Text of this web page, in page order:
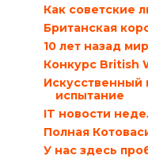
Как советские
Британская
10 лет назад
Конкурс British
Искусственный
испытание
IT новости
Полная
У нас здесь